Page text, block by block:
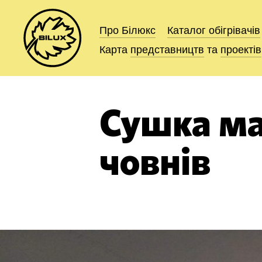
Про Білюкс Каталог обігрівачів
Карта представництв та проектів
Про Білюкс Каталог обігрівачів
Карта представництв та проектів
Сушка
човнів